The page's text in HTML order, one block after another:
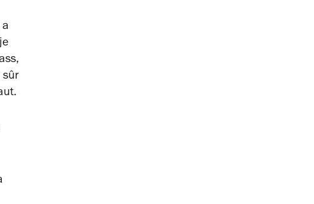
a
sûr